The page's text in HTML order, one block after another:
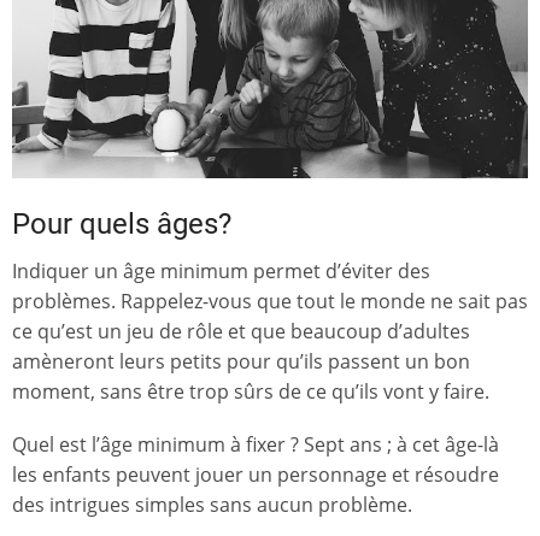
Pour quels âges?
Indiquer un âge minimum permet d’éviter des
problèmes. Rappelez-vous que tout le monde ne sait pas
ce qu’est un jeu de rôle et que beaucoup d’adultes
amèneront leurs petits pour qu’ils passent un bon
moment, sans être trop sûrs de ce qu’ils vont y faire.
Quel est l’âge minimum à fixer ? Sept ans ; à cet âge-là
les enfants peuvent jouer un personnage et résoudre
des intrigues simples sans aucun problème.